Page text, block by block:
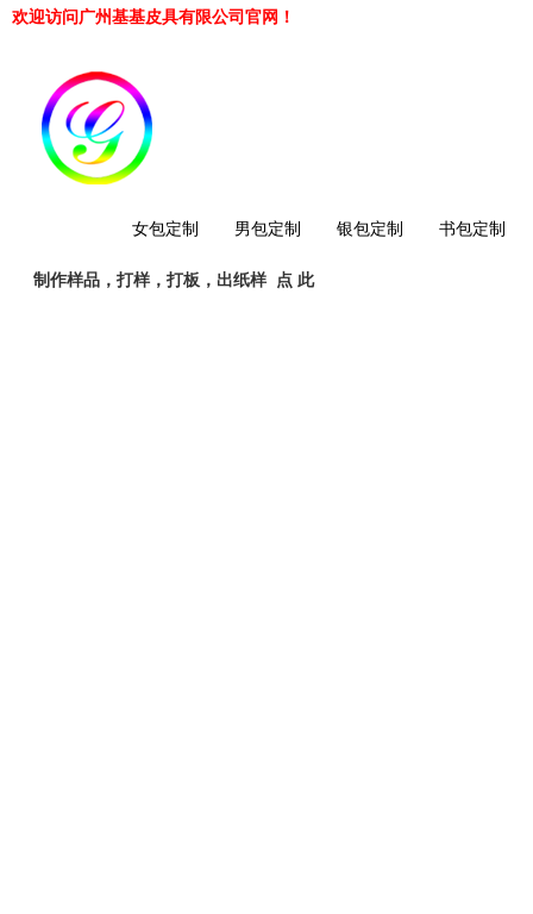
欢迎访问广州基基皮具有限公司官网！
女包定制 男包定制 银包定制 书包定制
工厂简介
制作样品，打样，打板，出纸样 点 此